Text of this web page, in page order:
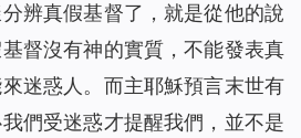
辨真假基督了，就是從他的說
督沒有神的實質，不能發表真
迷惑人。而主耶穌預言末世有
們受迷惑才提醒我們，並不是